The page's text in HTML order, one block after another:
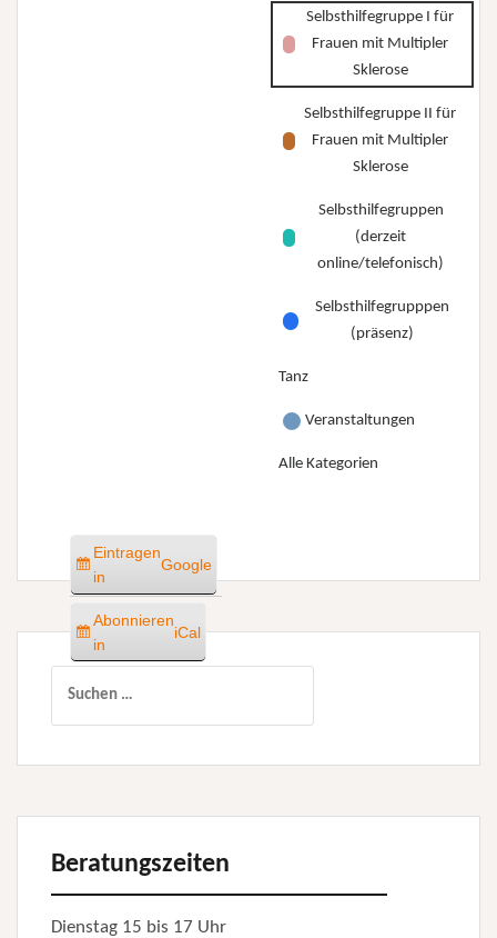
Selbsthilfegruppe I für
Frauen mit Multipler
Sklerose
Selbsthilfegruppe II für
Frauen mit Multipler
Sklerose
Selbsthilfegruppen
(derzeit
online/telefonisch)
Selbsthilfegrupppen
(präsenz)
Tanz
Veranstaltungen
Alle Kategorien
Eintragen
in
Google
Abonnieren
in
iCal
Beratungszeiten
Dienstag 15 bis 17 Uhr